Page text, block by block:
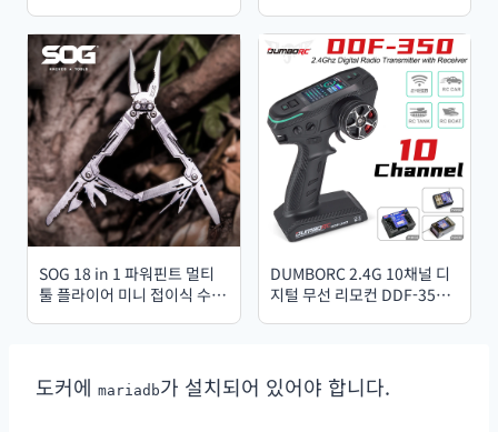
Google Assistant 지원)
SmartLife
전 베이스, 경량) AJ159P 게
이밍 ​​마우스 (PC/노트북용)
SOG 18 in 1 파워핀트 멀티
툴 플라이어 미니 접이식 수공
DUMBORC 2.4G 10채널 디
지털 무선 리모컨 DDF-350
도커에 mariadb가 설치되어 있어야 합니다.